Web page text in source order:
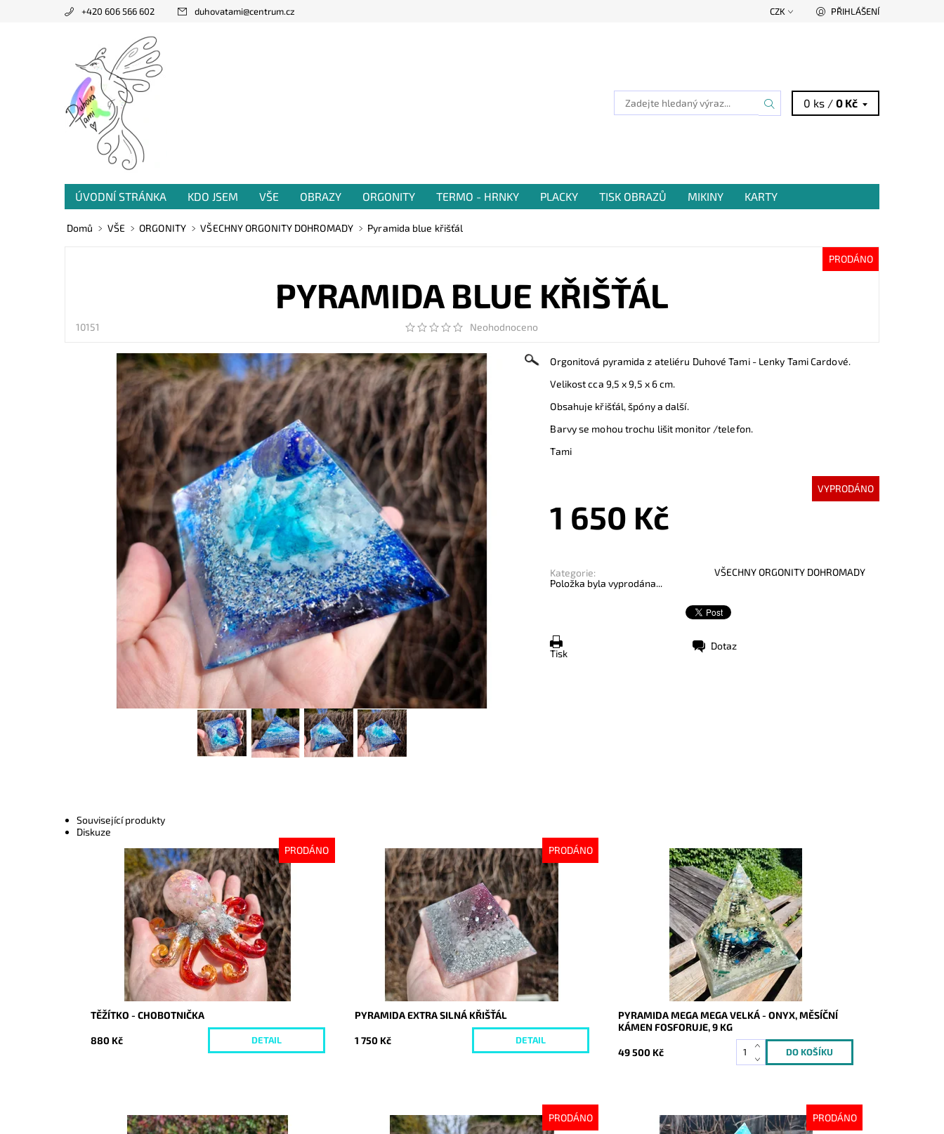
+420 606 566 602 duhovatami@centrum.cz CZK PŘIHLÁŠENÍ
0 ks /0 Kč
ÚVODNÍ STRÁNKA KDO JSEM VŠE OBRAZY ORGONITY TERMO - HRNKY PLACKY TISK OBRAZŮ MIKINY
KARTY
PRODANÁ TVORBA
VZKAZY OD VÁS
Domů VŠE ORGONITY VŠECHNY ORGONITY DOHROMADY Pyramida blue křišťál
PRODÁNO
PYRAMIDA BLUE KŘIŠŤÁL
10151 Neohodnoceno
Orgonitová pyramida z ateliéru Duhové Tami - Lenky Tami Cardové.
Velikost cca 9,5 x 9,5 x 6 cm.
Obsahuje křišťál, špóny a další.
Barvy se mohou trochu lišit monitor /telefon.
Tami
VYPRODÁNO
1 650 Kč
Kategorie:
VŠECHNY ORGONITY DOHROMADY
Položka byla vyprodána...
Tisk
Dotaz
Související produkty
Diskuze
PRODÁNO
Dostupnost:
Vyprodáno
10141
TĚŽÍTKO - CHOBOTNIČKA
880 Kč DETAIL
PRODÁNO
Dostupnost:
Vyprodáno
10142
PYRAMIDA EXTRA SILNÁ KŘIŠŤÁL
1 750 Kč DETAIL
Dostupnost:
Skladem
8761
PYRAMIDA MEGA MEGA VELKÁ - ONYX, MĚSÍČNÍ
KÁMEN FOSFORUJE, 9 KG
49 500 Kč
PRODÁNO
PRODÁNO